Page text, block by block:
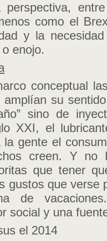
perspectiva,
como el
y la
enojo.
conceptual
amplían su
sino de
XXI, el
la gente el
creen. Y no
que tener
gustos que verse
de
social y una
el 2014